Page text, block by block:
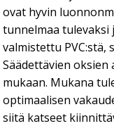
ovat hyvin
tunnelmaa tulevaksi
valmistettu PVC:stä,
Säädettävien
mukaan. Mukana
optimaalisen
siitä katseet